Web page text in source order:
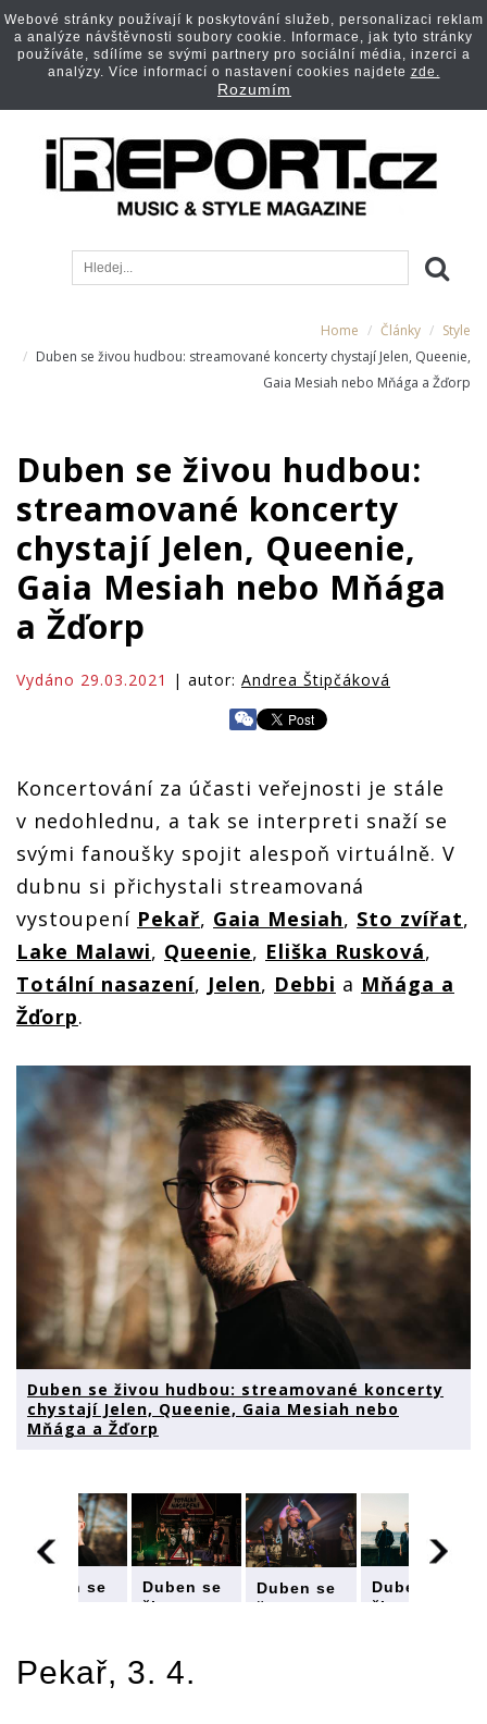
Home Články
Style
Duben se živou hudbou: streamované koncerty chystají Jelen, Queenie,
Gaia Mesiah nebo Mňága a Žďorp
Duben se živou hudbou:
streamované koncerty
chystají Jelen, Queenie,
Gaia Mesiah nebo Mňága
a Žďorp
Vydáno 29.03.2021 | autor: Andrea Štipčáková
Koncertování za účasti veřejnosti je stále
v nedohlednu, a tak se interpreti snaží se
svými fanoušky spojit alespoň virtuálně. V
dubnu si přichystali streamovaná
vystoupení Pekař, Gaia Mesiah, Sto zvířat,
Lake Malawi, Queenie, Eliška Rusková,
Totální nasazení, Jelen, Debbi a Mňága a
Žďorp.
Duben se živou hudbou: streamované koncerty
chystají Jelen, Queenie, Gaia Mesiah nebo
Mňága a Žďorp
Duben se
koncerty
chystají
Duben se
živou
koncerty
chystají
Duben se
živou
Duben se
živou
Pekař, 3. 4.
Webové stránky používají k poskytování služeb, personalizaci reklam
a analýze návštěvnosti soubory cookie. Informace, jak tyto stránky
používáte, sdílíme se svými partnery pro sociální média, inzerci a
analýzy. Více informací o nastavení cookies najdete zde.
Rozumím